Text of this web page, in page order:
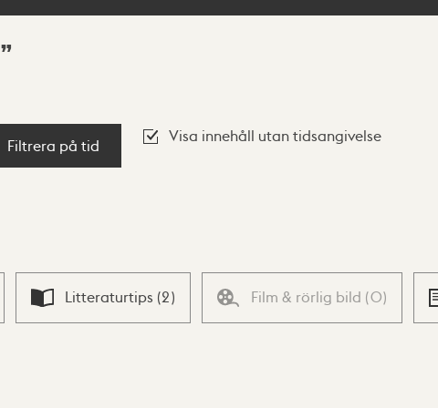
Filtrera på tid
Visa innehåll utan tidsangivelse
Litteraturtips (2) Film & rörlig bild (0)